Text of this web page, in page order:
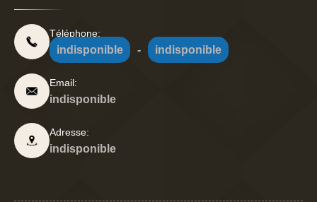
Téléphone:
indisponible - indisponible
Email:
indisponible
Adresse:
indisponible